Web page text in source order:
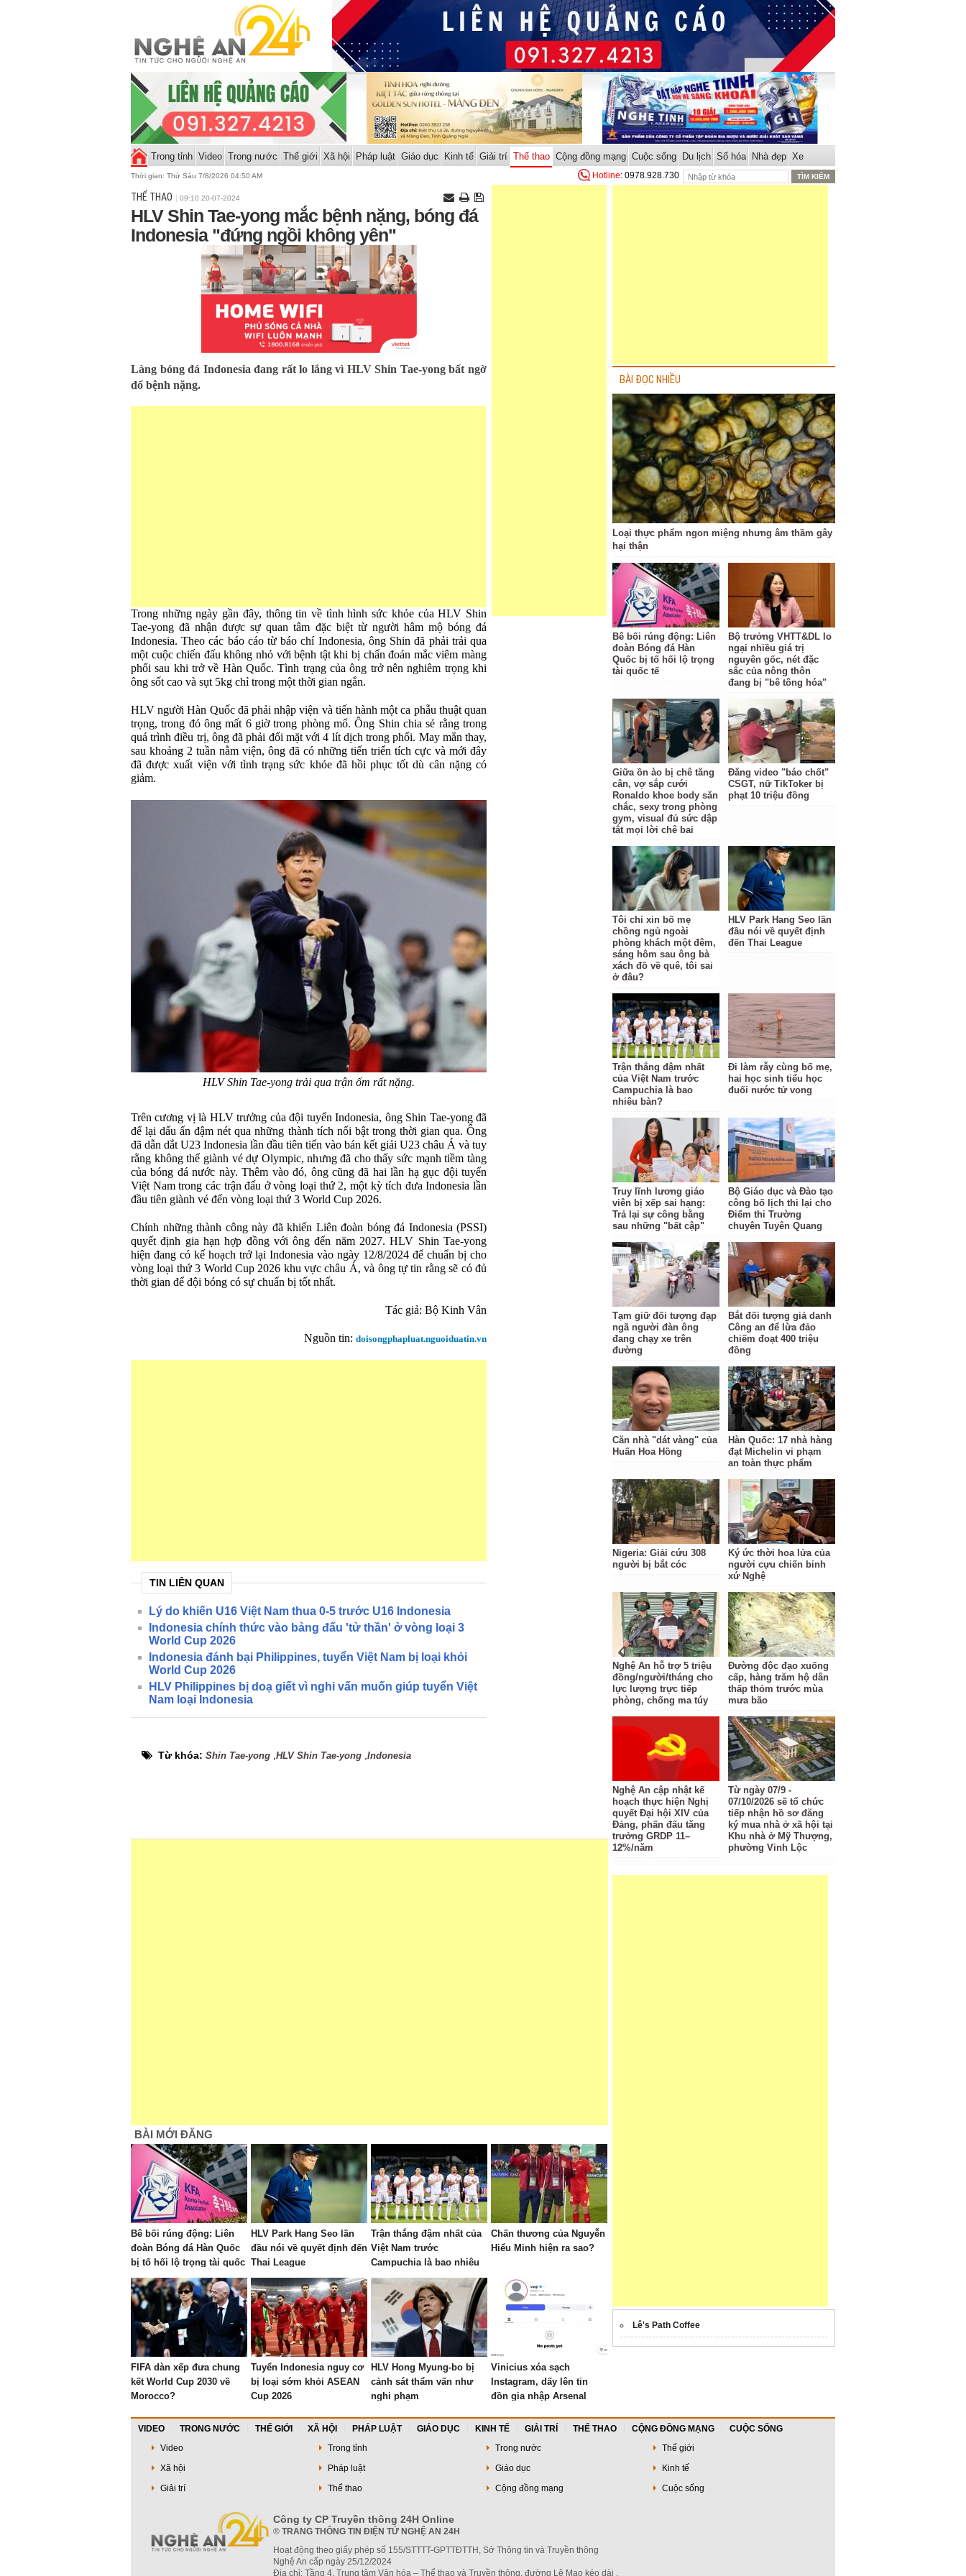
Trong tỉnh Video Trong nước Thế giới Xã hội Pháp luật Giáo dục Kinh tế Giải trí Thể thao Cộng đồng mạng Cuộc sống Du lịch Số hóa Nhà đẹp Xe
Thời gian: Thứ Sáu 7/8/2026 04:50 AM Hotline: 0978.928.730
THỂ THAO 09:10 20-07-2024
HLV Shin Tae-yong mắc bệnh nặng, bóng đá
Indonesia "đứng ngồi không yên"
Làng bóng đá Indonesia đang rất lo lắng vì HLV Shin Tae-yong bất ngờ
đổ bệnh nặng.
Trong những ngày gần đây, thông tin về tình hình sức khỏe của HLV Shin
Tae-yong đã nhận được sự quan tâm đặc biệt từ người hâm mộ bóng đá
Indonesia. Theo các báo cáo từ báo chí Indonesia, ông Shin đã phải trải qua
một cuộc chiến đấu không nhỏ với bệnh tật khi bị chẩn đoán mắc viêm màng
phổi sau khi trở về Hàn Quốc. Tình trạng của ông trở nên nghiêm trọng khi
ông sốt cao và sụt 5kg chỉ trong một thời gian ngắn.
HLV người Hàn Quốc đã phải nhập viện và tiến hành một ca phẫu thuật quan
trọng, trong đó ông mất 6 giờ trong phòng mổ. Ông Shin chia sẻ rằng trong
quá trình điều trị, ông đã phải đối mặt với 4 lít dịch trong phổi. May mắn thay,
sau khoảng 2 tuần nằm viện, ông đã có những tiến triển tích cực và mới đây
đã được xuất viện với tình trạng sức khỏe đã hồi phục tốt dù cân nặng có
giảm.
HLV Shin Tae-yong trải qua trận ốm rất nặng.
Trên cương vị là HLV trưởng của đội tuyển Indonesia, ông Shin Tae-yong đã
để lại dấu ấn đậm nét qua những thành tích nổi bật trong thời gian qua. Ông
đã dẫn dắt U23 Indonesia lần đầu tiên tiến vào bán kết giải U23 châu Á và tuy
rằng không thể giành vé dự Olympic, nhưng đã cho thấy sức mạnh tiềm tàng
của bóng đá nước này. Thêm vào đó, ông cũng đã hai lần hạ gục đội tuyển
Việt Nam trong các trận đấu ở vòng loại thứ 2, một kỳ tích đưa Indonesia lần
đầu tiên giành vé đến vòng loại thứ 3 World Cup 2026.
Chính những thành công này đã khiến Liên đoàn bóng đá Indonesia (PSSI)
quyết định gia hạn hợp đồng với ông đến năm 2027. HLV Shin Tae-yong
hiện đang có kế hoạch trở lại Indonesia vào ngày 12/8/2024 để chuẩn bị cho
vòng loại thứ 3 World Cup 2026 khu vực châu Á, và ông tự tin rằng sẽ có đủ
thời gian để đội bóng có sự chuẩn bị tốt nhất.
Tác giả: Bộ Kinh Vân
Nguồn tin: doisongphapluat.nguoiduatin.vn
TIN LIÊN QUAN
Lý do khiến U16 Việt Nam thua 0-5 trước U16 Indonesia
Indonesia chính thức vào bảng đấu 'tử thần' ở vòng loại 3
World Cup 2026
Indonesia đánh bại Philippines, tuyển Việt Nam bị loại khỏi
World Cup 2026
HLV Philippines bị doạ giết vì nghi vấn muốn giúp tuyển Việt
Nam loại Indonesia
Từ khóa: Shin Tae-yong HLV Shin Tae-yong Indonesia
BÀI MỚI ĐĂNG
Bê bối rúng động: Liên
đoàn Bóng đá Hàn Quốc
bị tố hối lộ trọng tài quốc
tế
HLV Park Hang Seo lần
đầu nói về quyết định đến
Thai League
Trận thắng đậm nhất của
Việt Nam trước
Campuchia là bao nhiêu
bàn?
Chấn thương của Nguyễn
Hiểu Minh hiện ra sao?
FIFA dàn xếp đưa chung
kết World Cup 2030 về
Morocco?
Tuyển Indonesia nguy cơ
bị loại sớm khỏi ASEAN
Cup 2026
HLV Hong Myung-bo bị
cảnh sát thẩm vấn như
nghi phạm
Vinicius xóa sạch
Instagram, dấy lên tin
đồn gia nhập Arsenal
BÀI ĐỌC NHIỀU
Loại thực phẩm ngon miệng nhưng âm thầm gây
hại thận
Bê bối rúng động: Liên
đoàn Bóng đá Hàn
Quốc bị tố hối lộ trọng
tài quốc tế
Bộ trưởng VHTT&DL lo
ngại nhiều giá trị
nguyên gốc, nét đặc
sắc của nông thôn
đang bị "bê tông hóa"
Giữa ồn ào bị chê tăng
cân, vợ sắp cưới
Ronaldo khoe body săn
chắc, sexy trong phòng
gym, visual đủ sức dập
tắt mọi lời chê bai
Đăng video "báo chốt"
CSGT, nữ TikToker bị
phạt 10 triệu đồng
Tôi chỉ xin bố mẹ
chồng ngủ ngoài
phòng khách một đêm,
sáng hôm sau ông bà
xách đồ về quê, tôi sai
ở đâu?
HLV Park Hang Seo lần
đầu nói về quyết định
đến Thai League
Trận thắng đậm nhất
của Việt Nam trước
Campuchia là bao
nhiêu bàn?
Đi làm rẫy cùng bố mẹ,
hai học sinh tiểu học
đuối nước tử vong
Truy lĩnh lương giáo
viên bị xếp sai hạng:
Trả lại sự công bằng
sau những "bất cập"
Bộ Giáo dục và Đào tạo
công bố lịch thi lại cho
Điểm thi Trường
chuyên Tuyên Quang
Tạm giữ đối tượng đạp
ngã người đàn ông
đang chạy xe trên
đường
Bắt đối tượng giả danh
Công an để lừa đảo
chiếm đoạt 400 triệu
đồng
Căn nhà "dát vàng" của
Huấn Hoa Hồng
Hàn Quốc: 17 nhà hàng
đạt Michelin vi phạm
an toàn thực phẩm
Nigeria: Giải cứu 308
người bị bắt cóc
Ký ức thời hoa lửa của
người cựu chiến binh
xứ Nghệ
Nghệ An hỗ trợ 5 triệu
đồng/người/tháng cho
lực lượng trực tiếp
phòng, chống ma túy
Đường độc đạo xuống
cấp, hàng trăm hộ dân
thấp thỏm trước mùa
mưa bão
Nghệ An cập nhật kế
hoạch thực hiện Nghị
quyết Đại hội XIV của
Đảng, phấn đấu tăng
trưởng GRDP 11–
12%/năm
Từ ngày 07/9 -
07/10/2026 sẽ tổ chức
tiếp nhận hồ sơ đăng
ký mua nhà ở xã hội tại
Khu nhà ở Mỹ Thượng,
phường Vinh Lộc
Lê's Path Coffee
VIDEO TRONG NƯỚC THẾ GIỚI XÃ HỘI PHÁP LUẬT GIÁO DỤC KINH TẾ GIẢI TRÍ THỂ THAO CỘNG ĐỒNG MẠNG
CUỘC SỐNG
Video
Trong tỉnh Trong nước
Thế giới
Xã hội
Pháp luật Giáo dục
Kinh tế
Giải trí
Thể thao Cộng đồng mạng Cuộc sống
Công ty CP Truyền thông 24H Online
® TRANG THÔNG TIN ĐIỆN TỬ NGHỆ AN 24H
Hoạt động theo giấy phép số 155/STTTT-GPTTĐTTH, Sở Thông tin và Truyền thông
Nghệ An cấp ngày 25/12/2024
Địa chỉ: Tầng 4, Trung tâm Văn hóa – Thể thao và Truyền thông, đường Lê Mao kéo dài ,